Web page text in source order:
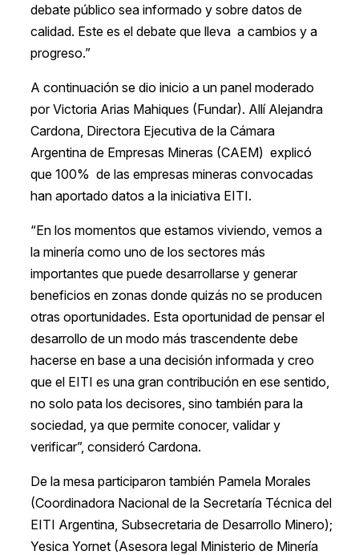
debate público sea informado y sobre datos de
calidad. Este es el debate que lleva a cambios y a
progreso.”
A continuación se dio inicio a un panel moderado
por Victoria Arias Mahiques (Fundar). Allí Alejandra
Cardona, Directora Ejecutiva de la Cámara
Argentina de Empresas Mineras (CAEM) explicó
que 100% de las empresas mineras convocadas
han aportado datos a la iniciativa EITI.
“En los momentos que estamos viviendo, vemos a
la minería como uno de los sectores más
importantes que puede desarrollarse y generar
beneficios en zonas donde quizás no se producen
otras oportunidades. Esta oportunidad de pensar el
desarrollo de un modo más trascendente debe
hacerse en base a una decisión informada y creo
que el EITI es una gran contribución en ese sentido,
no solo pata los decisores, sino también para la
sociedad, ya que permite conocer, validar y
verificar”, consideró Cardona.
De la mesa participaron también Pamela Morales
(Coordinadora Nacional de la Secretaría Técnica del
EITI Argentina, Subsecretaria de Desarrollo Minero);
Yesica Yornet (Asesora legal Ministerio de Minería